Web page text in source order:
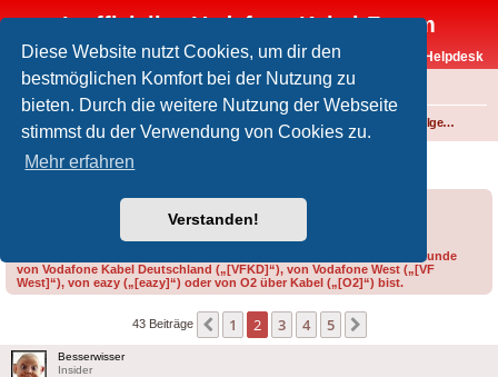
Diese Website nutzt Cookies, um dir den
bestmöglichen Komfort bei der Nutzung zu
bieten. Durch die weitere Nutzung der Webseite
stimmst du der Verwendung von Cookies zu.
Mehr erfahren
Verstanden!
Inoffizielles Vodafone-Kabel-Forum
Vodafone-Kabel-Helpdesk
FAQ
Foren-Übersicht Technik allgemein
[VF West] Welche Durchgangsdose?
Bitte gib bei der Erstellung eines Threads im Feld „Präfix“ an, ob du Kunde
von Vodafone Kabel Deutschland („[VFKD]“), von Vodafone West („[VF
West]“), von eazy („[eazy]“) oder von O2 über Kabel („[O2]“) bist.
43 Beiträge Vorherige
1 2 3 4 5
Besserwisser
Insider